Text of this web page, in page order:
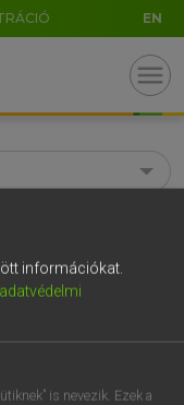
EN
menu
információkat.
adatvédelmi
is nevezik. Ezek a
ü ó
p ő ú
ű